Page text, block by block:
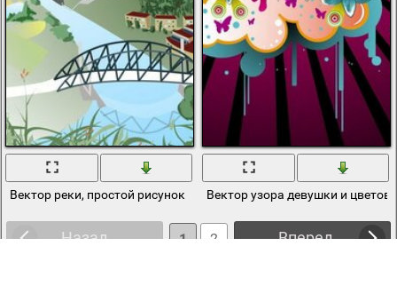
Вектор реки, простой рисунок Вектор узора девушки и цветов
Назад Вперед
1
2